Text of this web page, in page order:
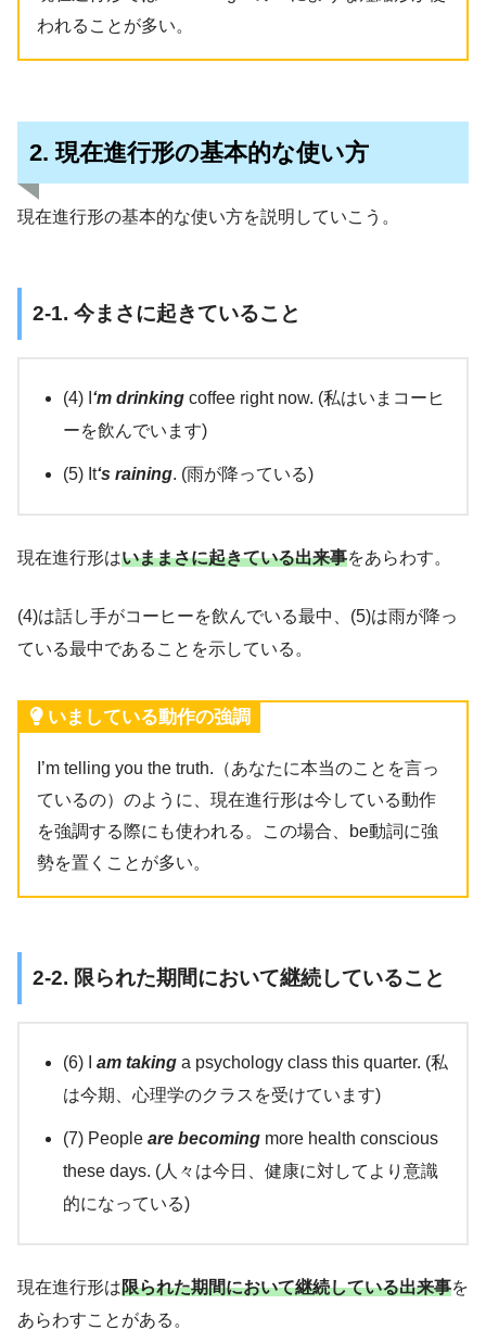
われることが多い。
2. 現在進行形の基本的な使い方
現在進行形の基本的な使い方を説明していこう。
2-1. 今まさに起きていること
(4) I ‘m drinking coffee right now. (私はいまコーヒ
ーを飲んでいます)
(5) It‘s raining. (雨が降っている)
現在進行形はいままさに起きている出来事をあらわす。
(4)は話し手がコーヒーを飲んでいる最中、(5)は雨が降っ
ている最中であることを示している。
いましている動作の強調
I’m telling you the truth.（あなたに本当のことを言っ
ているの）のように、現在進行形は今している動作
を強調する際にも使われる。この場合、be動詞に強
勢を置くことが多い。
2-2. 限られた期間において継続していること
(6) I am taking a psychology class this quarter. (私
は今期、心理学のクラスを受けています)
(7) People are becoming more health conscious
these days. (人々は今日、健康に対してより意識
的になっている)
現在進行形は限られた期間において継続している出来事を
あらわすことがある。